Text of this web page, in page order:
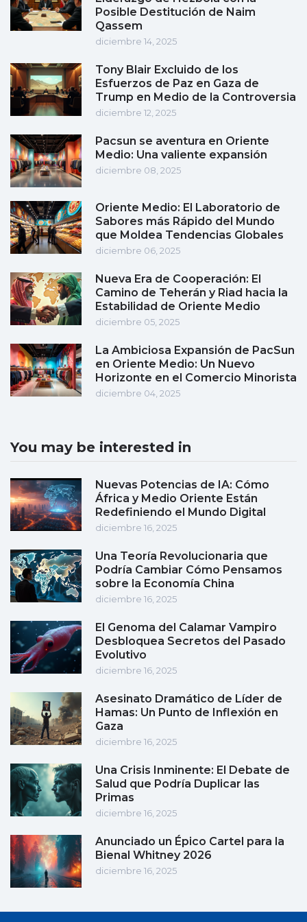
Posible Destitución de Naim
Qassem
diciembre 14, 2025
Tony Blair Excluido de los
Esfuerzos de Paz en Gaza de
Trump en Medio de la Controversia
diciembre 12, 2025
Pacsun se aventura en Oriente
Medio: Una valiente expansión
diciembre 08, 2025
Oriente Medio: El Laboratorio de
Sabores más Rápido del Mundo
que Moldea Tendencias Globales
diciembre 06, 2025
Nueva Era de Cooperación: El
Camino de Teherán y Riad hacia la
Estabilidad de Oriente Medio
diciembre 05, 2025
La Ambiciosa Expansión de PacSun
en Oriente Medio: Un Nuevo
Horizonte en el Comercio Minorista
diciembre 04, 2025
You may be interested in
Nuevas Potencias de IA: Cómo
África y Medio Oriente Están
Redefiniendo el Mundo Digital
diciembre 16, 2025
Una Teoría Revolucionaria que
Podría Cambiar Cómo Pensamos
sobre la Economía China
diciembre 16, 2025
El Genoma del Calamar Vampiro
Desbloquea Secretos del Pasado
Evolutivo
diciembre 16, 2025
Asesinato Dramático de Líder de
Hamas: Un Punto de Inflexión en
Gaza
diciembre 16, 2025
Una Crisis Inminente: El Debate de
Salud que Podría Duplicar las
Primas
diciembre 16, 2025
Anunciado un Épico Cartel para la
Bienal Whitney 2026
diciembre 16, 2025